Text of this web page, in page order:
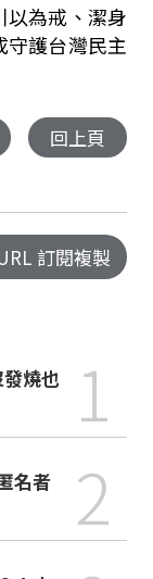
以為戒、潔身
守護台灣民主
回上頁
訂閱複製
1
名者
2